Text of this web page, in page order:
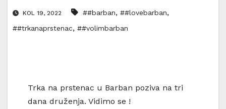
KOL 19, 2022 ##barban, ##lovebarban,
##trkanaprstenac, ##volimbarban
Trka na prstenac u Barban poziva na tri
dana druženja. Vidimo se !